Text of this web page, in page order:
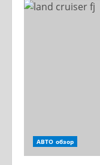
АВТО обзор